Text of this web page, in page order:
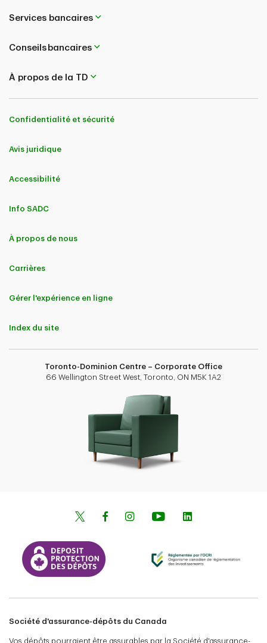
Services bancaires
Conseils bancaires
À propos de la TD
Confidentialité et sécurité
Avis juridique
Accessibilité
Info SADC
À propos de nous
Carrières
Gérer l'expérience en ligne
Index du site
Toronto-Dominion Centre – Corporate Office
66 Wellington Street West, Toronto, ON M5K 1A2
Société d'assurance-dépôts du Canada
Vos dépôts pourraient être assurables par la Société d'assurance-